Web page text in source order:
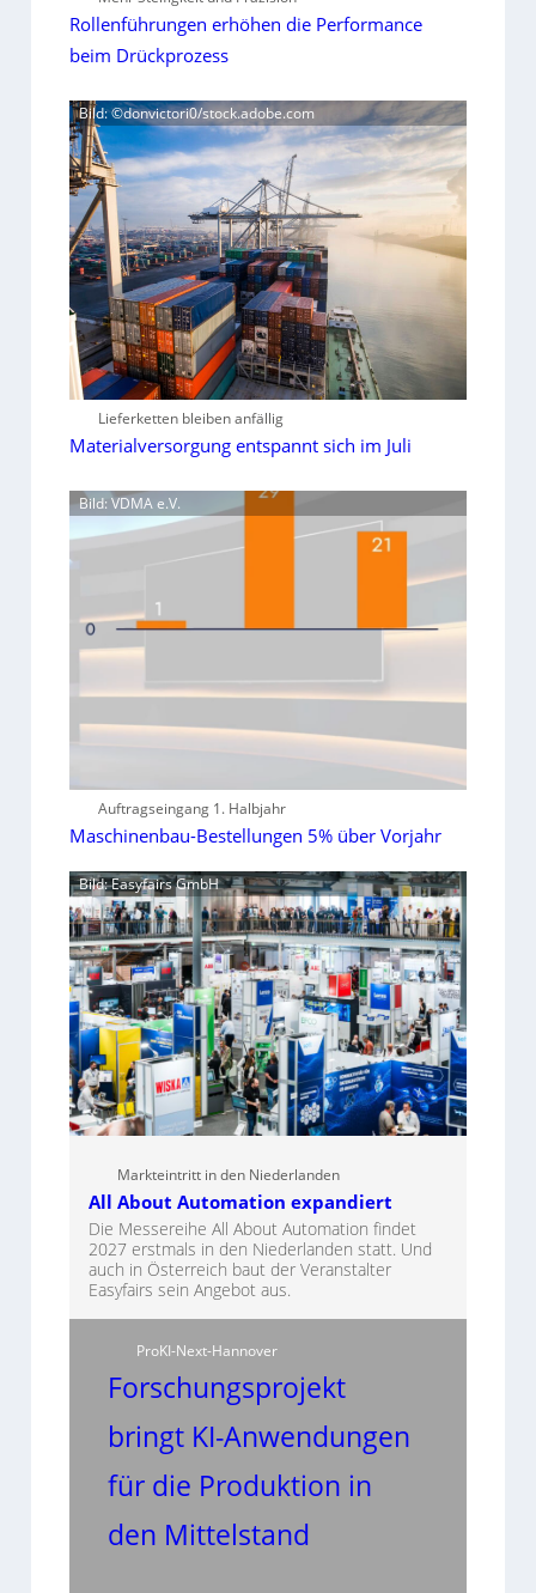
Rollenführungen erhöhen die Performance
beim Drückprozess
Bild: ©donvictori0/stock.adobe.com
Lieferketten bleiben anfällig
Materialversorgung entspannt sich im Juli
Bild: VDMA e.V.
Auftragseingang 1. Halbjahr
Maschinenbau-Bestellungen 5% über Vorjahr
Bild: Easyfairs GmbH
Markteintritt in den Niederlanden
All About Automation expandiert
Die Messereihe All About Automation findet
2027 erstmals in den Niederlanden statt. Und
auch in Österreich baut der Veranstalter
Easyfairs sein Angebot aus.
ProKI-Next-Hannover
Forschungsprojekt
bringt KI-Anwendungen
für die Produktion in
den Mittelstand